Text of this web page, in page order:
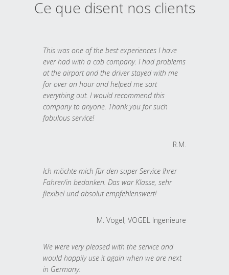
Ce que disent nos clients
This was one of the best experiences I have
ever had with a cab company. I had problems
at the airport and the driver stayed with me
for over an hour and helped me sort
everything out. I would recommend this
company to anyone. Thank you for such
fabulous service!
R.M.
Ich möchte mich für den super Service Ihrer
Fahrer/in bedanken. Das war Klasse, sehr
flexibel und absolut empfehlenswert!
M. Vogel, VOGEL Ingenieure
We were very pleased with the service and
would happily use it again when we are next
in Germany.